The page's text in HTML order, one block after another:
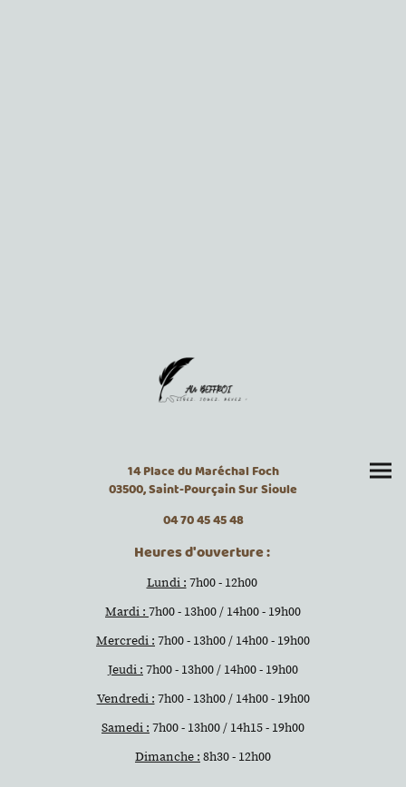
14 Place du Maréchal Foch
03500, Saint-Pourçain Sur Sioule
04 70 45 45 48
Heures d'ouverture :
Lundi : 7h00 - 12h00
Mardi : 7h00 - 13h00 / 14h00 - 19h00
Mercredi : 7h00 - 13h00 / 14h00 - 19h00
Jeudi : 7h00 - 13h00 / 14h00 - 19h00
Vendredi : 7h00 - 13h00 / 14h00 - 19h00
Samedi : 7h00 - 13h00 / 14h15 - 19h00
Dimanche : 8h30 - 12h00